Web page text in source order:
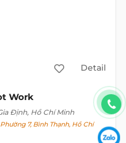
Detail
Work
Định, Hồ Chí Minh
7, Bình Thạnh, Hồ Chí